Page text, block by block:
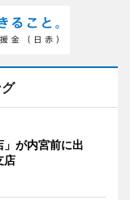
が内宮前に出
店